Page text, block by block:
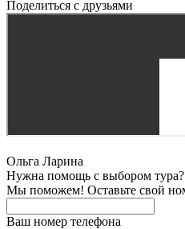
Поделиться с друзьями
Ольга Ларина
Нужна помощь с выбором тура?
Мы поможем! Оставьте свой
Ваш номер телефона